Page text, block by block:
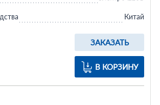
ЗАКАЗАТЬ
В КОРЗИНУ
Китай